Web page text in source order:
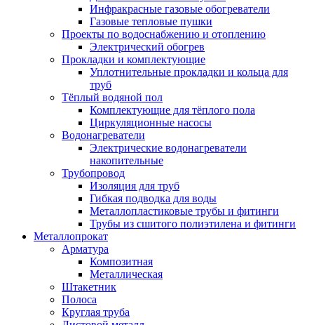
Инфракрасные газовые обогреватели
Газовые тепловые пушки
Проекты по водоснабжению и отоплению
Электрический обогрев
Прокладки и комплектующие
Уплотнительные прокладки и кольца для
труб
Тёплый водяной пол
Комплектующие для тёплого пола
Циркуляционные насосы
Водонагреватели
Электрические водонагреватели
накопительные
Трубопровод
Изоляция для труб
Гибкая подводка для воды
Металлопластиковые трубы и фитинги
Трубы из сшитого полиэтилена и фитинги
Металлопрокат
Арматура
Композитная
Металлическая
Штакетник
Полоса
Круглая труба